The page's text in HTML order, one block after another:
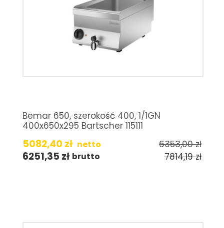
Bemar 650, szerokość 400, 1/1GN
400x650x295 Bartscher 115111
5082,40 zł netto 6353,00zł
6251,35 zł brutto 7814,19zł